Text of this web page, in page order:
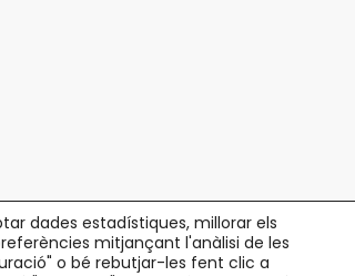
dades estadístiques, millorar els
mitjançant l'anàlisi de les
o bé rebutjar-les fent clic a